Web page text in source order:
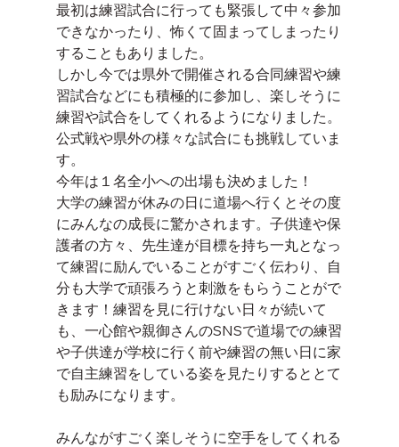
最初は練習試合に行っても緊張して中々参加
できなかったり、怖くて固まってしまったり
することもありました。
しかし今では県外で開催される合同練習や練
習試合などにも積極的に参加し、楽しそうに
練習や試合をしてくれるようになりました。
公式戦や県外の様々な試合にも挑戦していま
す。
今年は１名全小への出場も決めました！
大学の練習が休みの日に道場へ行くとその度
にみんなの成長に驚かされます。子供達や保
護者の方々、先生達が目標を持ち一丸となっ
て練習に励んでいることがすごく伝わり、自
分も大学で頑張ろうと刺激をもらうことがで
きます！練習を見に行けない日々が続いて
も、一心館や親御さんのSNSで道場での練習
や子供達が学校に行く前や練習の無い日に家
で自主練習をしている姿を見たりするととて
も励みになります。
みんながすごく楽しそうに空手をしてくれる